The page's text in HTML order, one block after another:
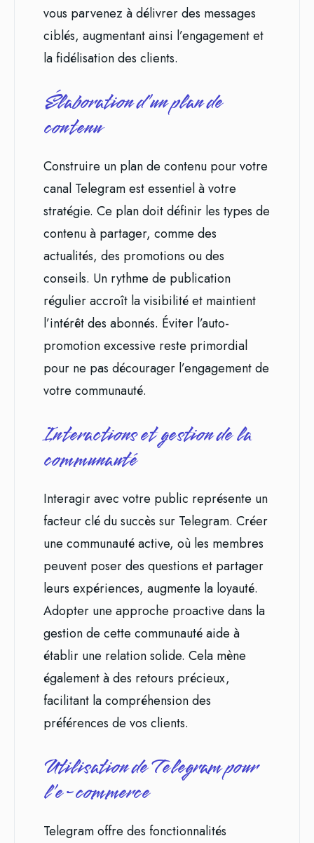
vous parvenez à délivrer des messages
ciblés, augmentant ainsi l’engagement et
la fidélisation des clients.
Élaboration d’un plan de
contenu
Construire un plan de contenu pour votre
canal Telegram est essentiel à votre
stratégie. Ce plan doit définir les types de
contenu à partager, comme des
actualités, des promotions ou des
conseils. Un rythme de publication
régulier accroît la visibilité et maintient
l’intérêt des abonnés. Éviter l’auto-
promotion excessive reste primordial
pour ne pas décourager l’engagement de
votre communauté.
Interactions et gestion de la
communauté
Interagir avec votre public représente un
facteur clé du succès sur Telegram. Créer
une communauté active, où les membres
peuvent poser des questions et partager
leurs expériences, augmente la loyauté.
Adopter une approche proactive dans la
gestion de cette communauté aide à
établir une relation solide. Cela mène
également à des retours précieux,
facilitant la compréhension des
préférences de vos clients.
Utilisation de Telegram pour
l’e-commerce
Telegram offre des fonctionnalités